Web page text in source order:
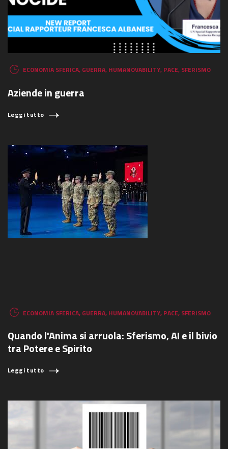
ECONOMIA SFERICA, GUERRA, HUMANOVABILITY, PACE, SFERISMO
Aziende in guerra
Leggi tutto
ECONOMIA SFERICA, GUERRA, HUMANOVABILITY, PACE, SFERISMO
Quando l'Anima si arruola: Sferismo, AI e il bivio
tra Potere e Spirito
Leggi tutto